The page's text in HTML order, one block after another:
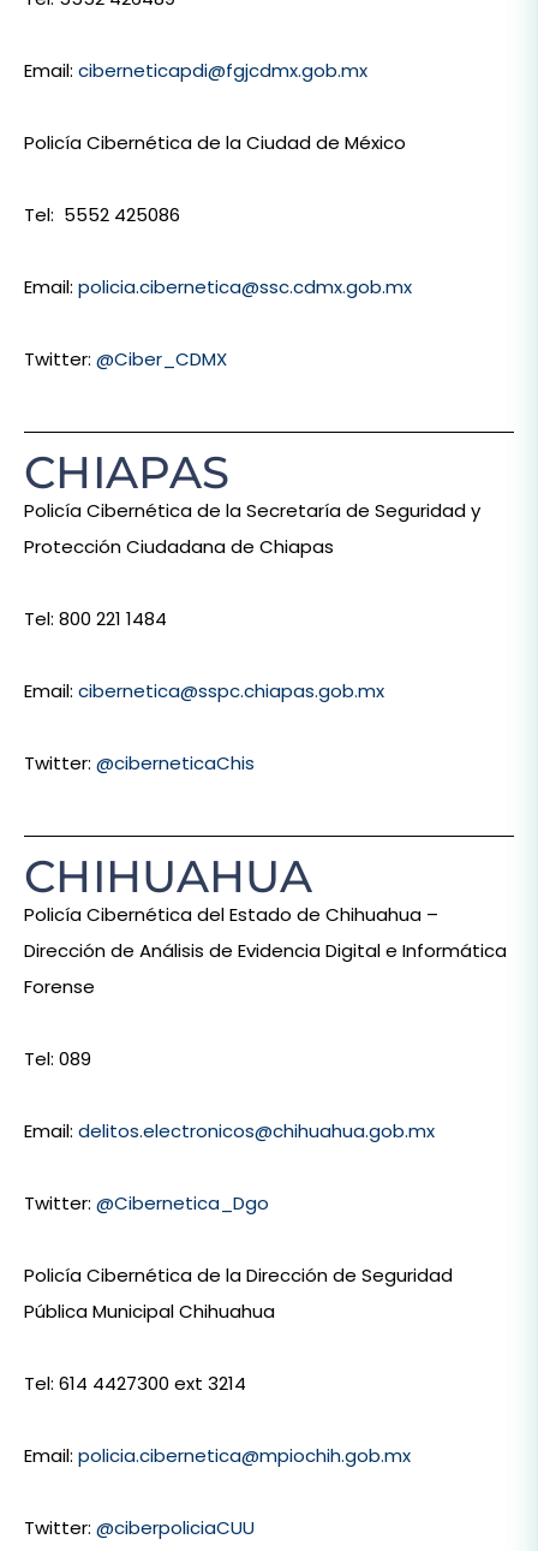
Email: ciberneticapdi@fgjcdmx.gob.mx
Policía Cibernética de la Ciudad de México
Tel: 5552 425086
Email: policia.cibernetica@ssc.cdmx.gob.mx
Twitter: @Ciber_CDMX
CHIAPAS
Policía Cibernética de la Secretaría de Seguridad y
Protección Ciudadana de Chiapas
Tel: 800 221 1484
Email: cibernetica@sspc.chiapas.gob.mx
Twitter: @ciberneticaChis
CHIHUAHUA
Policía Cibernética del Estado de Chihuahua –
Dirección de Análisis de Evidencia Digital e Informática
Forense
Tel: 089
Email: delitos.electronicos@chihuahua.gob.mx
Twitter: @Cibernetica_Dgo
Policía Cibernética de la Dirección de Seguridad
Pública Municipal Chihuahua
Tel: 614 4427300 ext 3214
Email: policia.cibernetica@mpiochih.gob.mx
Twitter: @ciberpoliciaCUU